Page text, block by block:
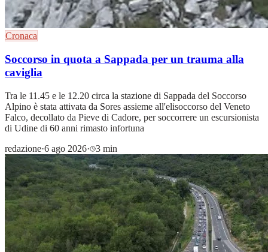
Cronaca
Soccorso in quota a Sappada per un trauma alla
caviglia
Tra le 11.45 e le 12.20 circa la stazione di Sappada del Soccorso
Alpino è stata attivata da Sores assieme all'elisoccorso del Veneto
Falco, decollato da Pieve di Cadore, per soccorrere un escursionista
di Udine di 60 anni rimasto infortuna
redazione·6 ago 2026· 3 min